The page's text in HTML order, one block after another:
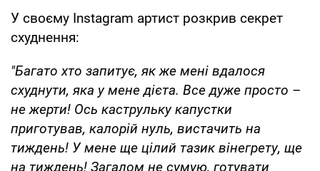
У своєму Instagram артист розкрив секрет
схуднення:
"Багато хто запитує, як же мені вдалося
схуднути, яка у мене дієта. Все дуже просто –
не жерти! Ось каструльку капустки
приготував, калорій нуль, вистачить на
тиждень! У мене ще цілий тазик вінегрету, ще
на тиждень! Загалом не сумую, готувати